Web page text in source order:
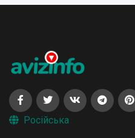
Російська